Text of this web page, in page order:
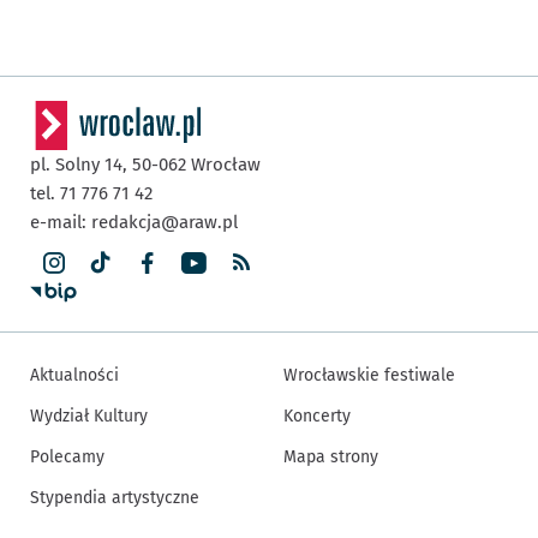
pl. Solny 14, 50-062 Wrocław
tel. 71 776 71 42
e-mail: redakcja@araw.pl
Aktualności
Wydział Kultury
Polecamy
Stypendia artystyczne
Wrocławskie festiwale
Koncerty
Mapa strony